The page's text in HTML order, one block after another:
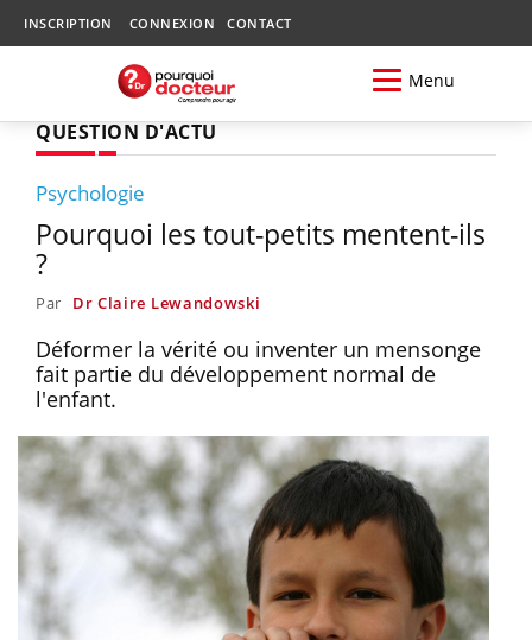
INSCRIPTION CONNEXION CONTACT
Menu
QUESTION D'ACTU
Psychologie
Pourquoi les tout-petits mentent-ils
?
Par Dr Claire Lewandowski
Déformer la vérité ou inventer un mensonge
fait partie du développement normal de
l'enfant.